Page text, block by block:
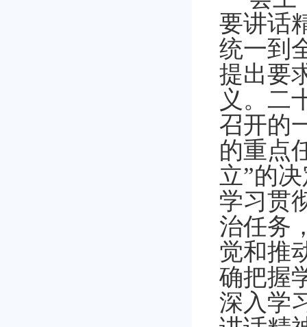
要讲话
统一到
提出要
义。 二
召开的
的重点
立”的
学习贯
治任务
觉和推
确把握
深入学